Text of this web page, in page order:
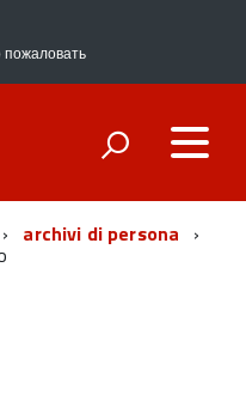
archivi di persona